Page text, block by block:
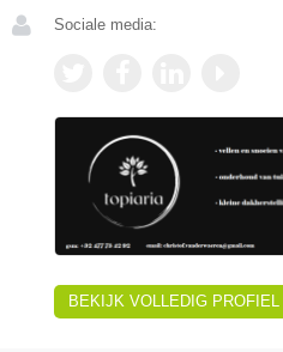
Sociale media:
BEKIJK VOLLEDIG PROFIEL